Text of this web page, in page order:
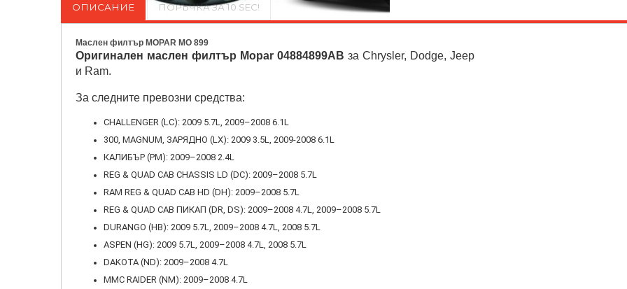
ОПИСАНИЕ ПОРЪЧКА ЗА 10 SEC!
Маслен филтър MOPAR MO 899
Оригинален маслен филтър Mopar 04884899AB за Chrysler, Dodge, Jeep
и Ram.
За следните превозни средства:
CHALLENGER (LC): 2009 5.7L, 2009–2008 6.1L
300, MAGNUM, ЗАРЯДНО (LX): 2009 3.5L, 2009-2008 6.1L
КАЛИБЪР (PM): 2009–2008 2.4L
REG & QUAD CAB CHASSIS LD (DC): 2009–2008 5.7L
RAM REG & QUAD CAB HD (DH): 2009–2008 5.7L
REG & QUAD CAB ПИКАП (DR, DS): 2009–2008 4.7L, 2009–2008 5.7L
DURANGO (HB): 2009 5.7L, 2009–2008 4.7L, 2008 5.7L
ASPEN (HG): 2009 5.7L, 2009–2008 4.7L, 2008 5.7L
DAKOTA (ND): 2009–2008 4.7L
MMC RAIDER (NM): 2009–2008 4.7L